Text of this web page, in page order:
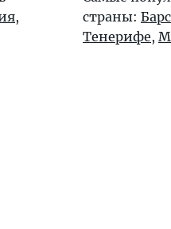
,
страны:
Тенерифе,